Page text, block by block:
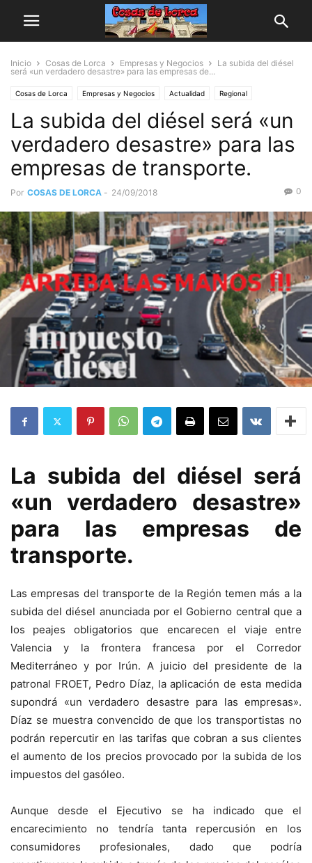
Inicio Cosas de Lorca Empresas y Negocios
La subida del diésel
será «un verdadero desastre» para las empresas de...
Cosas de Lorca Empresas y Negocios Actualidad Regional
La subida del diésel será «un
verdadero desastre» para las
empresas de transporte.
Por COSAS DE LORCA - 24/09/2018 0
La subida del diésel será
«un verdadero desastre»
para las empresas de
transporte.
Las empresas del transporte de la Región temen más a la
subida del diésel anunciada por el Gobierno central que a
los peajes obligatorios que encarecen el viaje entre
Valencia y la frontera francesa por el Corredor
Mediterráneo y por Irún. A juicio del presidente de la
patronal FROET, Pedro Díaz, la aplicación de esta medida
supondrá «un verdadero desastre para las empresas».
Díaz se muestra convencido de que los transportistas no
podrán repercutir en las tarifas que cobran a sus clientes
el aumento de los precios provocado por la subida de los
impuestos del gasóleo.
Aunque desde el Ejecutivo se ha indicado que el
encarecimiento no tendría tanta repercusión en los
consumidores profesionales, dado que podría